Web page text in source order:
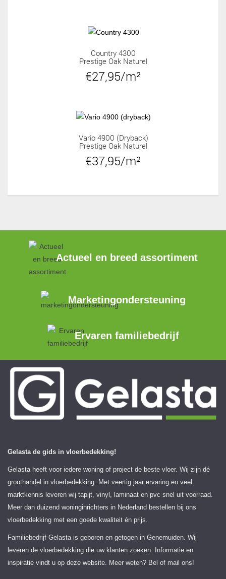
Country 4300
Prestige Oak Naturel
€27,95/m²
Vario 4900 (dryback)
Prestige Oak Naturel
€37,95/m²
Actueel en breed assortiment
Marketingondersteuning
Ervaren familiebedrijf
Gelasta de gids in vloerbedekking!
Gelasta heeft voor iedere woning of project de beste vloer. Wij zijn dé
groothandel in vloerbedekking. Met veertig jaar ervaring en veel
marktkennis leveren wij tapijt, vinyl, laminaat en pvc snel uit voorraad.
Meer dan duizend woninginrichters in Nederland bestellen bij ons
vloerbedekking met een goede kwaliteit én prijs.
Familiebedrijf Gelasta is geboren en getogen in Genemuiden. Wij
leveren de vloerbedekking die uw klanten zoeken. Informatie en
inspiratie vindt u op deze website. Meer weten? Bel of mail ons!